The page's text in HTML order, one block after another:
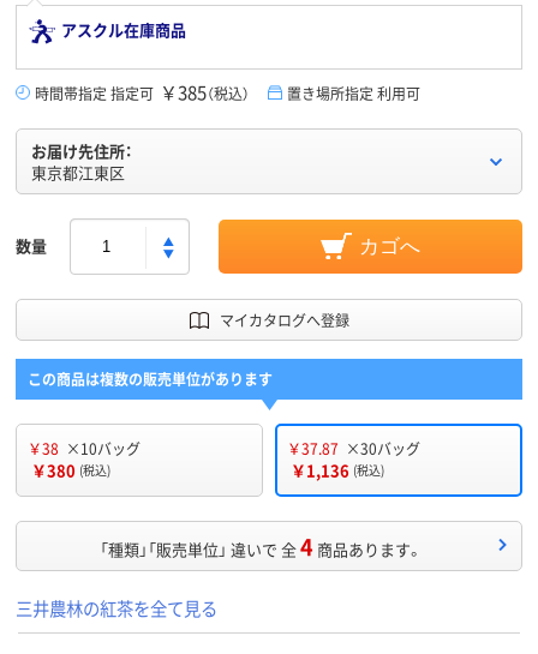
アスクル在庫商品
時間帯指定 指定可 ￥385（税込） 置き場所指定 利用可
お届け先住所：
東京都江東区
数量 カゴへ
マイカタログへ登録
この商品は複数の販売単位があります
￥38 ×10バッグ
￥380 (税込)
￥37.87 ×30バッグ
￥1,136 (税込)
「種類」「販売単位」 違いで 全4 商品あります。
三井農林の紅茶を全て見る